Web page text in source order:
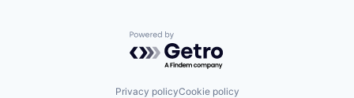
Powered by Getro.com
Privacy policyCookie policy